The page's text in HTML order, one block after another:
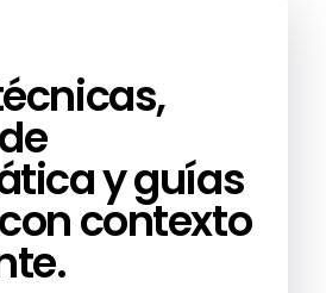
y guías
contexto